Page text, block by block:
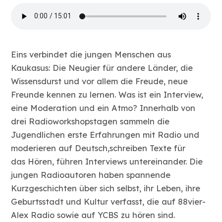
Eins verbindet die jungen Menschen aus
Kaukasus: Die Neugier für andere Länder, die
Wissensdurst und vor allem die Freude, neue
Freunde kennen zu lernen. Was ist ein Interview,
eine Moderation und ein Atmo? Innerhalb von
drei Radioworkshopstagen sammeln die
Jugendlichen erste Erfahrungen mit Radio und
moderieren auf Deutsch,schreiben Texte für
das Hören, führen Interviews untereinander. Die
jungen Radioautoren haben spannende
Kurzgeschichten über sich selbst, ihr Leben, ihre
Geburtsstadt und Kultur verfasst, die auf 88vier-
Alex Radio sowie auf YCBS zu hören sind.